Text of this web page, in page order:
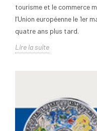
tourisme et le commerce
l’Union européenne le 1er
quatre ans plus tard.
Lire la suite